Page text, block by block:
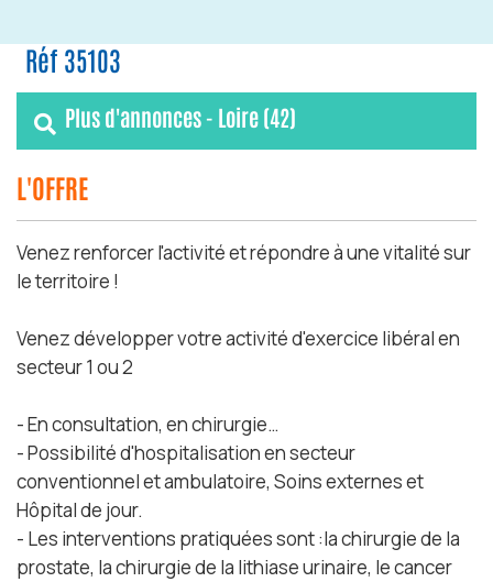
Réf 35103
Plus d'annonces - Loire (42)
L'OFFRE
Venez renforcer l'activité et répondre à une vitalité sur
le territoire !
Venez développer votre activité d'exercice libéral en
secteur 1 ou 2
- En consultation, en chirurgie…
- Possibilité d'hospitalisation en secteur
conventionnel et ambulatoire, Soins externes et
Hôpital de jour.
- Les interventions pratiquées sont :la chirurgie de la
prostate, la chirurgie de la lithiase urinaire, le cancer